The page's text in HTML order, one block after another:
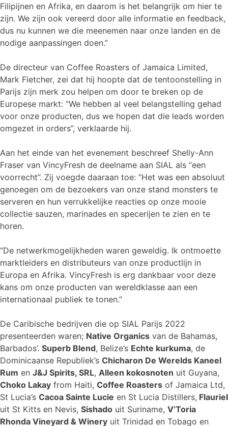
Filipijnen en Afrika, en daarom is het belangrijk om hier te
zijn. We zijn ook vereerd door alle informatie en feedback,
dus nu kunnen we die meenemen naar onze landen en de
nodige aanpassingen doen.”
De directeur van Coffee Roasters of Jamaica Limited,
Mark Fletcher, zei dat hij hoopte dat de tentoonstelling in
Parijs zijn merk zou helpen om door te breken op de
Europese markt: “We hebben al veel belangstelling gehad
voor onze producten, dus we hopen dat die leads worden
omgezet in orders”, verklaarde hij.
Aan het einde van het evenement beschreef Shelly-Ann
Fraser van VincyFresh de deelname aan SIAL als “een
voorrecht”. Zij voegde daaraan toe: “Het was een absoluut
genoegen om de bezoekers van onze stand monsters te
serveren en hun verrukkelijke reacties op onze mooie
collectie sauzen, marinades en specerijen te zien en te
horen.
“De netwerkmogelijkheden waren geweldig. Ik ontmoette
marktleiders en distributeurs van onze productlijn in
Europa en Afrika. VincyFresh is erg dankbaar voor deze
kans om onze producten van wereldklasse aan een
internationaal publiek te tonen.”
De Caribische bedrijven die op SIAL Parijs 2022
presenteerden waren; Native Organics van de Bahamas,
Barbados’. Superb Blend, Belize’s Echte kurkuma, de
Dominicaanse Republiek’s Chicharon De Werelds Kaneel
Rum en J&J Spirits, SRL, Alleen kokosnoten uit Guyana,
Choko Lakay from Haiti, Coffee Roasters of Jamaica Ltd,
St Lucia’s Cacoa Sainte Lucie en St Lucia Distillers, Flauriel
uit St Kitts en Nevis, Sishado uit Suriname, V’Toria
Rhonda Vineyard & Winery uit Trinidad en Tobago en